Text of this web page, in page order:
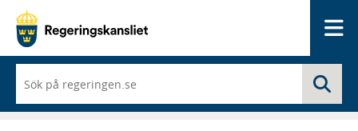
du
börjar
skriva